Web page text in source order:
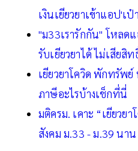
เงินเยียวยาเข้าแอป'เป๋
"ม33เรารักกัน" โหลด
รับเยียวยาได้ ไม่เสียสิท
เยียวยาโควิด พักทรัพ
ภาษีอะไรบ้างเช็กที่นี่
มติครม. เคาะ “เยียวย
สังคม ม.33 - ม.39 นา